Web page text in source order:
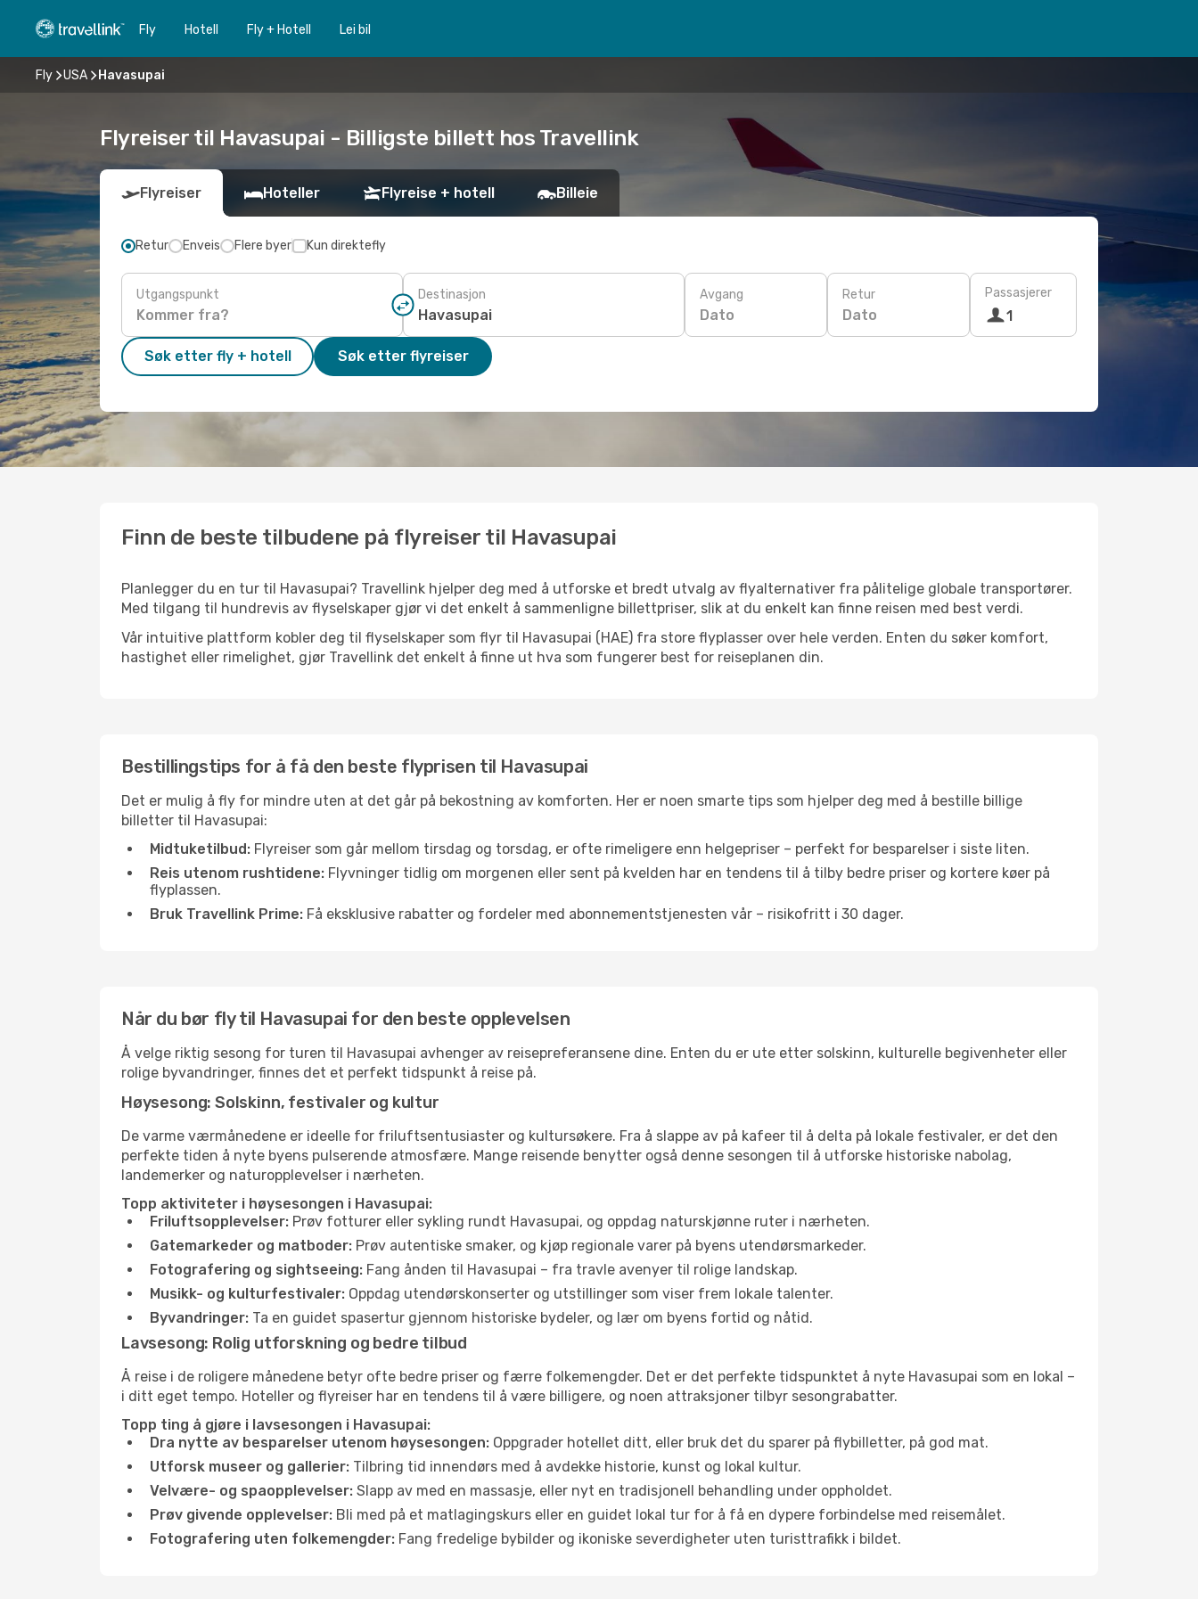
Fly Hotell Fly + Hotell Lei bil
Fly USA Havasupai
Flyreiser til Havasupai - Billigste billett hos Travellink
Flyreiser Hoteller Flyreise + hotell Billeie
Retur Enveis Flere byer Kun direktefly
Utgangspunkt Destinasjon Avgang
Dato
Retur
Dato
Passasjerer
1
Søk etter fly + hotell Søk etter flyreiser
Finn de beste tilbudene på flyreiser til Havasupai
Planlegger du en tur til Havasupai? Travellink hjelper deg med å utforske et bredt utvalg av flyalternativer fra pålitelige globale transportører.
Med tilgang til hundrevis av flyselskaper gjør vi det enkelt å sammenligne billettpriser, slik at du enkelt kan finne reisen med best verdi.
Vår intuitive plattform kobler deg til flyselskaper som flyr til Havasupai (HAE) fra store flyplasser over hele verden. Enten du søker komfort,
hastighet eller rimelighet, gjør Travellink det enkelt å finne ut hva som fungerer best for reiseplanen din.
Bestillingstips for å få den beste flyprisen til Havasupai
Det er mulig å fly for mindre uten at det går på bekostning av komforten. Her er noen smarte tips som hjelper deg med å bestille billige
billetter til Havasupai:
Midtuketilbud: Flyreiser som går mellom tirsdag og torsdag, er ofte rimeligere enn helgepriser – perfekt for besparelser i siste liten.
Reis utenom rushtidene: Flyvninger tidlig om morgenen eller sent på kvelden har en tendens til å tilby bedre priser og kortere køer på
flyplassen.
Bruk Travellink Prime: Få eksklusive rabatter og fordeler med abonnementstjenesten vår – risikofritt i 30 dager.
Når du bør fly til Havasupai for den beste opplevelsen
Å velge riktig sesong for turen til Havasupai avhenger av reisepreferansene dine. Enten du er ute etter solskinn, kulturelle begivenheter eller
rolige byvandringer, finnes det et perfekt tidspunkt å reise på.
Høysesong: Solskinn, festivaler og kultur
De varme værmånedene er ideelle for friluftsentusiaster og kultursøkere. Fra å slappe av på kafeer til å delta på lokale festivaler, er det den
perfekte tiden å nyte byens pulserende atmosfære. Mange reisende benytter også denne sesongen til å utforske historiske nabolag,
landemerker og naturopplevelser i nærheten.
Topp aktiviteter i høysesongen i Havasupai:
Friluftsopplevelser: Prøv fotturer eller sykling rundt Havasupai, og oppdag naturskjønne ruter i nærheten.
Gatemarkeder og matboder: Prøv autentiske smaker, og kjøp regionale varer på byens utendørsmarkeder.
Fotografering og sightseeing: Fang ånden til Havasupai – fra travle avenyer til rolige landskap.
Musikk- og kulturfestivaler: Oppdag utendørskonserter og utstillinger som viser frem lokale talenter.
Byvandringer: Ta en guidet spasertur gjennom historiske bydeler, og lær om byens fortid og nåtid.
Lavsesong: Rolig utforskning og bedre tilbud
Å reise i de roligere månedene betyr ofte bedre priser og færre folkemengder. Det er det perfekte tidspunktet å nyte Havasupai som en lokal –
i ditt eget tempo. Hoteller og flyreiser har en tendens til å være billigere, og noen attraksjoner tilbyr sesongrabatter.
Topp ting å gjøre i lavsesongen i Havasupai:
Dra nytte av besparelser utenom høysesongen: Oppgrader hotellet ditt, eller bruk det du sparer på flybilletter, på god mat.
Utforsk museer og gallerier: Tilbring tid innendørs med å avdekke historie, kunst og lokal kultur.
Velvære- og spaopplevelser: Slapp av med en massasje, eller nyt en tradisjonell behandling under oppholdet.
Prøv givende opplevelser: Bli med på et matlagingskurs eller en guidet lokal tur for å få en dypere forbindelse med reisemålet.
Fotografering uten folkemengder: Fang fredelige bybilder og ikoniske severdigheter uten turisttrafikk i bildet.